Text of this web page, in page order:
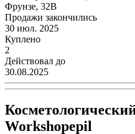
Фрунзе, 32В
Продажи закончились
30 июл. 2025
Куплено
2
Действовал до
30.08.2025
Workshopepil